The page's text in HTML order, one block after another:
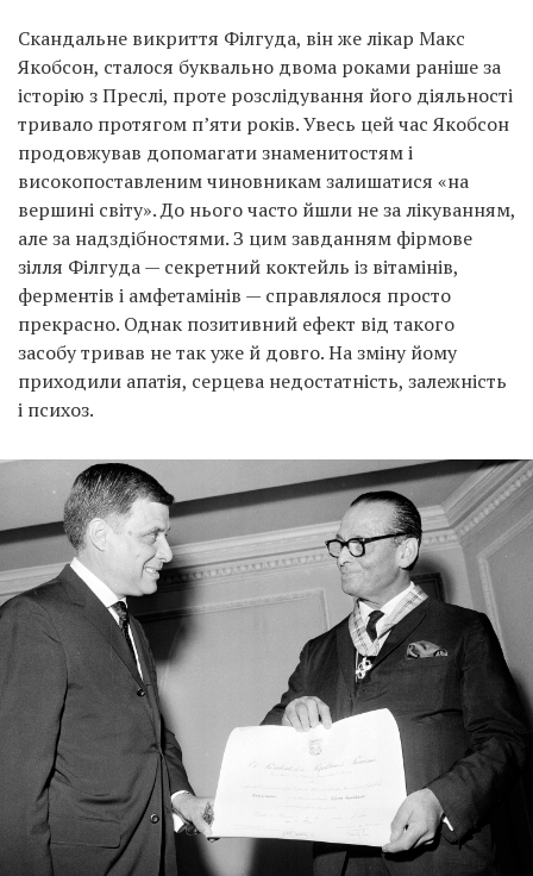
Скандальне викриття Філгуда, він же лікар Макс
Якобсон, сталося буквально двома роками раніше за
історію з Преслі, проте розслідування його діяльності
тривало протягом п’яти років. Увесь цей час Якобсон
продовжував допомагати знаменитостям і
високопоставленим чиновникам залишатися «на
вершині світу». До нього часто йшли не за лікуванням,
але за надздібностями. З цим завданням фірмове
зілля Філгуда — секретний коктейль із вітамінів,
ферментів і амфетамінів — справлялося просто
прекрасно. Однак позитивний ефект від такого
засобу тривав не так уже й довго. На зміну йому
приходили апатія, серцева недостатність, залежність
і психоз.